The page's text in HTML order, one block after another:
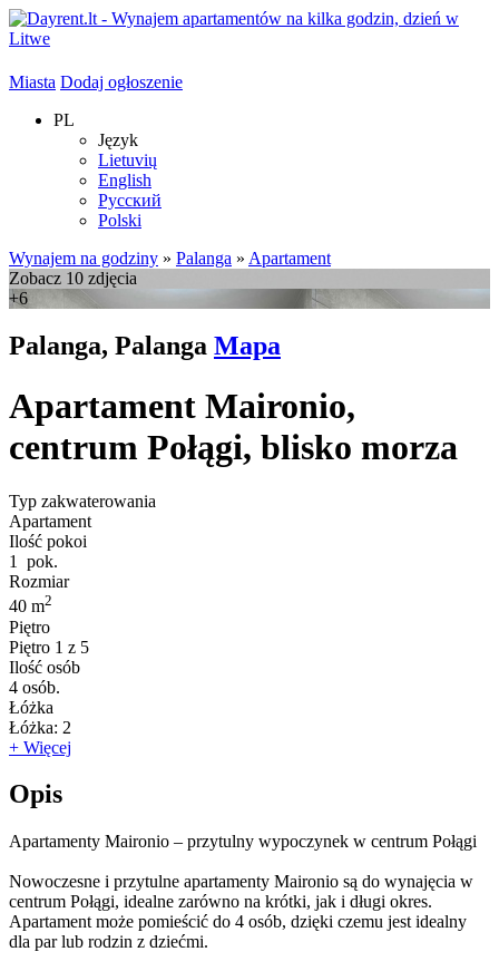
Miasta Dodaj ogłoszenie
PL
Język
Lietuvių
English
Русский
Polski
Wynajem na godziny » Palanga » Apartament
Zobacz 10 zdjęcia
+6
Palanga, Palanga Mapa
Apartament Maironio,
centrum Połągi, blisko morza
Typ zakwaterowania
Apartament
Ilość pokoi
1
pok.
Rozmiar
40 m2
Piętro
Piętro 1 z 5
Ilość osób
4 osób.
Łóżka
Łóżka: 2
+ Więcej
Opis
Apartamenty Maironio – przytulny wypoczynek w centrum Połągi
Nowoczesne i przytulne apartamenty Maironio są do wynajęcia w
centrum Połągi, idealne zarówno na krótki, jak i długi okres.
Apartament może pomieścić do 4 osób, dzięki czemu jest idealny
dla par lub rodzin z dziećmi.